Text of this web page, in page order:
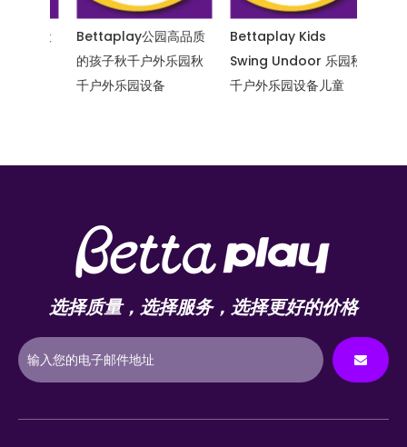
Bettaplay公园高品质
的孩子秋千户外乐园秋
千户外乐园设备
Bettaplay Kids
Swing Undoor 乐园秋
千户外乐园设备儿童
选择质量，选择服务，选择更好的价格